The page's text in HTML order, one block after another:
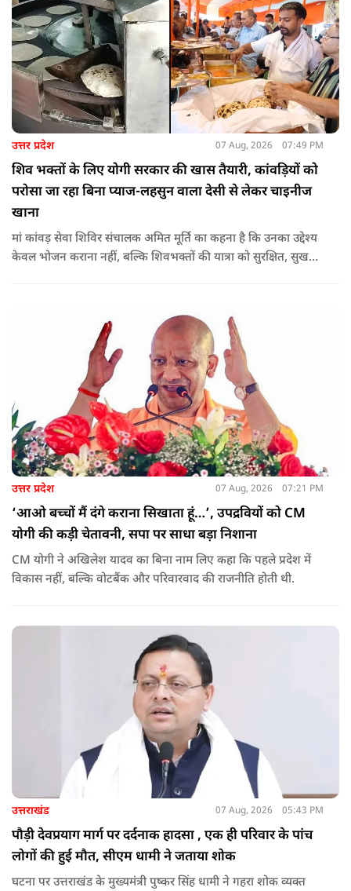
उत्तर प्रदेश 07 Aug, 2026 07:49 PM
शिव भक्तों के लिए योगी सरकार की खास तैयारी, कांवड़ियों को
परोसा जा रहा बिना प्याज-लहसुन वाला देसी से लेकर चाइनीज
खाना
मां कांवड़ सेवा शिविर संचालक अमित मूर्ति का कहना है कि उनका उद्देश्य
केवल भोजन कराना नहीं, बल्कि शिवभक्तों की यात्रा को सुरक्षित, सुखद
उत्तर प्रदेश 07 Aug, 2026 07:21 PM
‘आओ बच्चों मैं दंगे कराना सिखाता हूं…’, उपद्रवियों को CM
योगी की कड़ी चेतावनी, सपा पर साधा बड़ा निशाना
CM योगी ने अखिलेश यादव का बिना नाम लिए कहा कि पहले प्रदेश में
विकास नहीं, बल्कि वोटबैंक और परिवारवाद की राजनीति होती थी.
उत्तराखंड 07 Aug, 2026 05:43 PM
पौड़ी देवप्रयाग मार्ग पर दर्दनाक हादसा , एक ही परिवार के पांच
लोगों की हुई मौत, सीएम धामी ने जताया शोक
घटना पर उत्तराखंड के मुख्यमंत्री पुष्कर सिंह धामी ने गहरा शोक व्यक्त